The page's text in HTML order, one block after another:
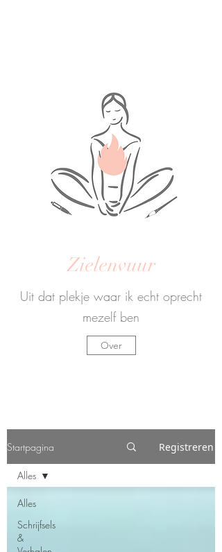
Zielenvuur
Uit dat plekje waar ik echt oprecht
mezelf ben
Over
Startpagina Registreren
Alles
Schrijfsels
&
Alles